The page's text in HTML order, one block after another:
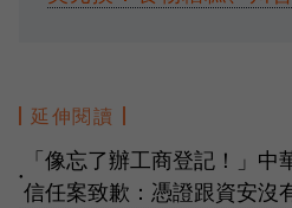
延伸閱讀
●
「像忘了辦工商登記！」
信任案致歉：憑證跟資安沒